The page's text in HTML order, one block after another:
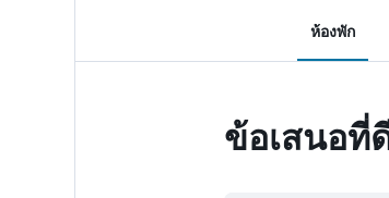
ห้องพัก
ข้อเสนอที่